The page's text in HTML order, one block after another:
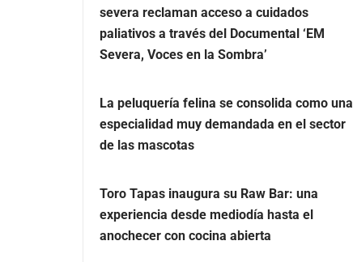
severa reclaman acceso a cuidados
paliativos a través del Documental ‘EM
Severa, Voces en la Sombra’
La peluquería felina se consolida como una
especialidad muy demandada en el sector
de las mascotas
Toro Tapas inaugura su Raw Bar: una
experiencia desde mediodía hasta el
anochecer con cocina abierta